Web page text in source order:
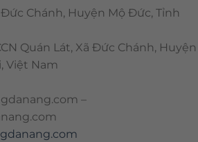
Đức Chánh, Huyện Mộ Đức, Tỉnh
Quán Lát, Xã Đức Chánh, Huyện
Việt Nam
–